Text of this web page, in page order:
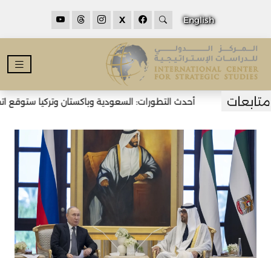
English
X
أحدث التطورات: السعودية وباكستان وتركيا ستوقع